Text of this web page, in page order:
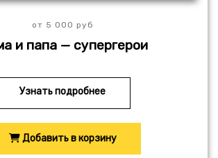
от 5 000 руб
и папа — супергерои
Узнать подробнее
Добавить в корзину